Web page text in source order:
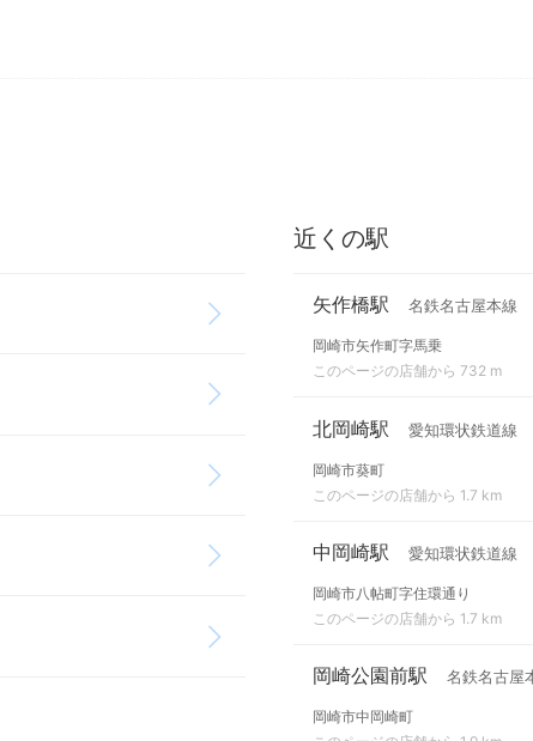
近くの駅
矢作橋駅 名鉄名古屋本線
岡崎市矢作町字馬乗
このページの店舗から 732 m
北岡崎駅 愛知環状鉄道線
岡崎市葵町
このページの店舗から 1.7 km
中岡崎駅 愛知環状鉄道線
岡崎市八帖町字住環通り
このページの店舗から 1.7 km
岡崎公園前駅 名鉄名古屋
岡崎市中岡崎町